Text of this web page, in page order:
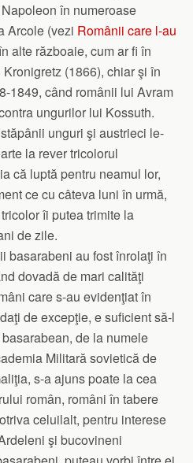
în numeroase
Arcole (vezi Românii care l-au
alte războaie, cum ar fi în
(1866), chiar şi în
1849, când românii lui Avram
ungurilor lui Kossuth.
unguri şi austrieci le-
la rever tricolorul
că luptă pentru neamul lor,
ce cu câteva luni în urmă,
îi putea trimite la
de zile.
basarabeni au fost înrolaţi în
dovadă de mari calităţi
care s-au evidenţiat în
de excepţie, e suficient să-l
de la numele
Militară sovietică de
s-a ajuns poate la cea
român, români în tabere
celuilalt, pentru interese
şi bucovineni